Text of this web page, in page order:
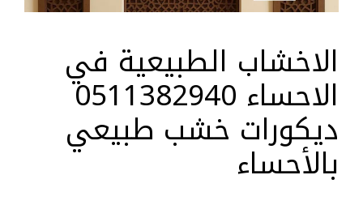
الاخشاب الطبيعية في
الاحساء 0511382940
ديكورات خشب طبيعي
بالأحساء